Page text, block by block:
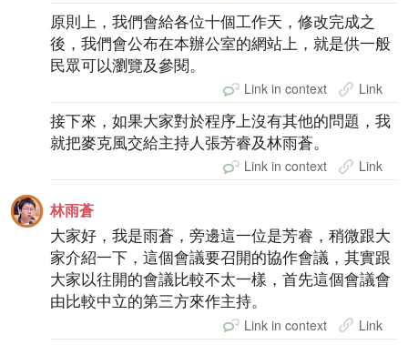
原則上，我們會給各位十個工作天，修改完成之
後，我們會公布在本辦公室的網站上，就是供一般
民眾可以瀏覽及參閱。
Link in context Link
接下來，如果大家對於程序上沒有其他的問題，我
就把麥克風交給主持人張芳睿及林雨蒼。
Link in context Link
林雨蒼
大家好，我是雨蒼，旁邊這一位是芳睿，稍微跟大
家介紹一下，這個會議要召開的協作會議，其實跟
大家以往開的會議比較不太一樣，首先這個會議會
由比較中立的第三方來作主持。
Link in context Link